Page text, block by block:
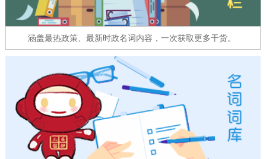
ENGLISH 한국어 日本語
FRANÇAIS
ESPAÑOL العربية PORTUGUÊS
ITALIANO
涵盖最热政策、最新时政名词内容，一次获取更多干货。